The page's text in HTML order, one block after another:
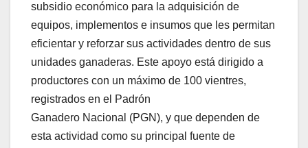
subsidio económico para la adquisición de
equipos, implementos e insumos que les permitan
eficientar y reforzar sus actividades dentro de sus
unidades ganaderas. Este apoyo está dirigido a
productores con un máximo de 100 vientres,
registrados en el Padrón
Ganadero Nacional (PGN), y que dependen de
esta actividad como su principal fuente de